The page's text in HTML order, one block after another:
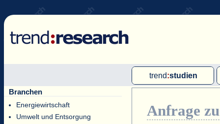
trend:studien
Single-Client-Studien
Branchen
Energiewirtschaft
Umwelt und Entsorgung
Anfrage